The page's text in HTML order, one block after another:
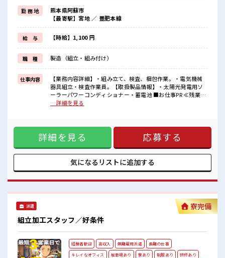
週末は家族や友人と一緒にプライベート満喫！
≪機能的な制服アリ≫
制服があるので、
毎日の服装の悩み解消♪
≪未経験でも活躍できる≫
新しいことにチャレンジするのは不安だけど、
しっかり働く環境が整っています！
イチからスキルUP・ステップUP目指していきましょう！
≪自分に向いている仕事が探せる≫
困った事などがあれば、
担当がしっかりサポートします！
■職場の雰囲気
私物の置きすぎには注意が必要ですね★
残業多め！
稼ぎたい方は必見！
勤 務 地
熊本県阿蘇市
【最寄駅】宮地 ／ 豊肥本線
給 与 【時給】1,100 円
職 種 製造（組立・組み付け）
仕事内容
【業務内容詳細】・組み立て、検査、梱包作業。・電気機械
器具組立・検査作業員。【取扱製品情報】・太陽光発電用ソ
ーラーパワーコンディショナー・蓄電池 ■お仕事PR ≪残業で
稼げる≫ 高収入を希望される方にオススメ。 残業は月20時間
で、 毎日の服装の悩み解消♪ ≪未経験でも活躍できる≫ 新し
いことにチャレンジするのは不安だけど、 しっかり働く環境
が整っています！ イチからスキルUP・ステップUP目指して
いきましょう！ ≪自分に向いている仕事が探せる≫ 困った事
などがあれば、 担当がしっかりサポートします！ ■職場の雰
囲気 休憩時間にゆっくりできるスペース完備！ 職場にはロッ
め！ 稼ぎたい方は必見！
…詳細を見る
詳細を見る 応募する
気になるリストに追加する
派遣
組立加工スタッフ／好条件
寮完備
経験者歓迎 高収入 無期雇用派遣
長期の仕事
キレイなオフィス
駐車場あり 寮あり 制服あり
研修あり